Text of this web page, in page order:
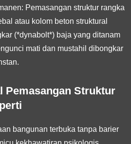
Pemasangan struktur rangka
atau kolom beton struktural
(*dynabolt*) baja yang ditanam
mati dan mustahil dibongkar
Pemasangan Struktur
bangunan terbuka tanpa barier